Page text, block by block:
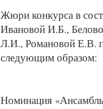
Жюри конкурса в
Ивановой И.Б.,
Л.И., Романовой Е.В.
следующим образом:
Номинация